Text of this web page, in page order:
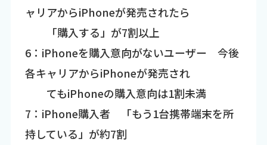
ャリアからiPhoneが発売されたら
「購入する」が7割以上
6：iPhoneを購入意向がないユーザー 今後
各キャリアからiPhoneが発売され
てもiPhoneの購入意向は1割未満
7：iPhone購入者 「もう1台携帯端末を所
持している」が約7割